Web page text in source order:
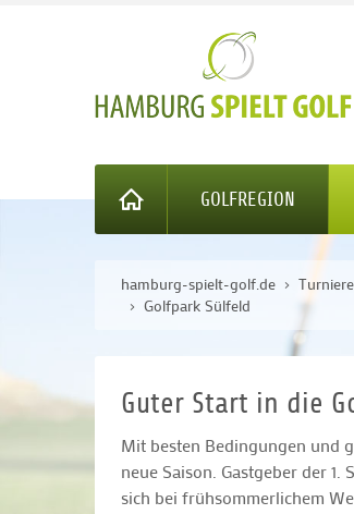
GOLFREGION
hamburg-spielt-golf.de
Golfpark Sülfeld
Guter Start in die
Mit besten Bedingungen und
neue Saison. Gastgeber der
sich bei frühsommerlichem